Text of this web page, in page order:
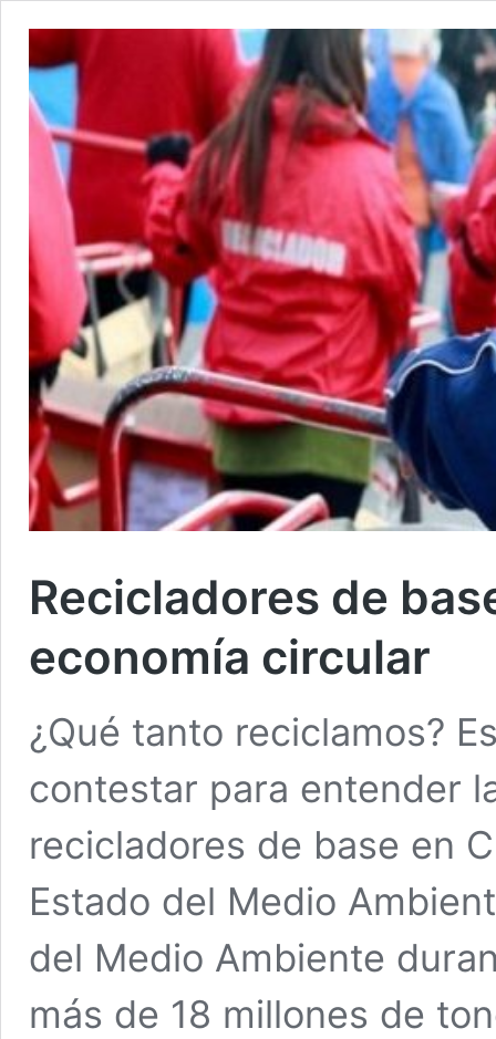
Recicladores de
economía circular
¿Qué tanto reciclamos?
contestar para entender
recicladores de base en
Estado del Medio
del Medio Ambiente
más de 18 millones de